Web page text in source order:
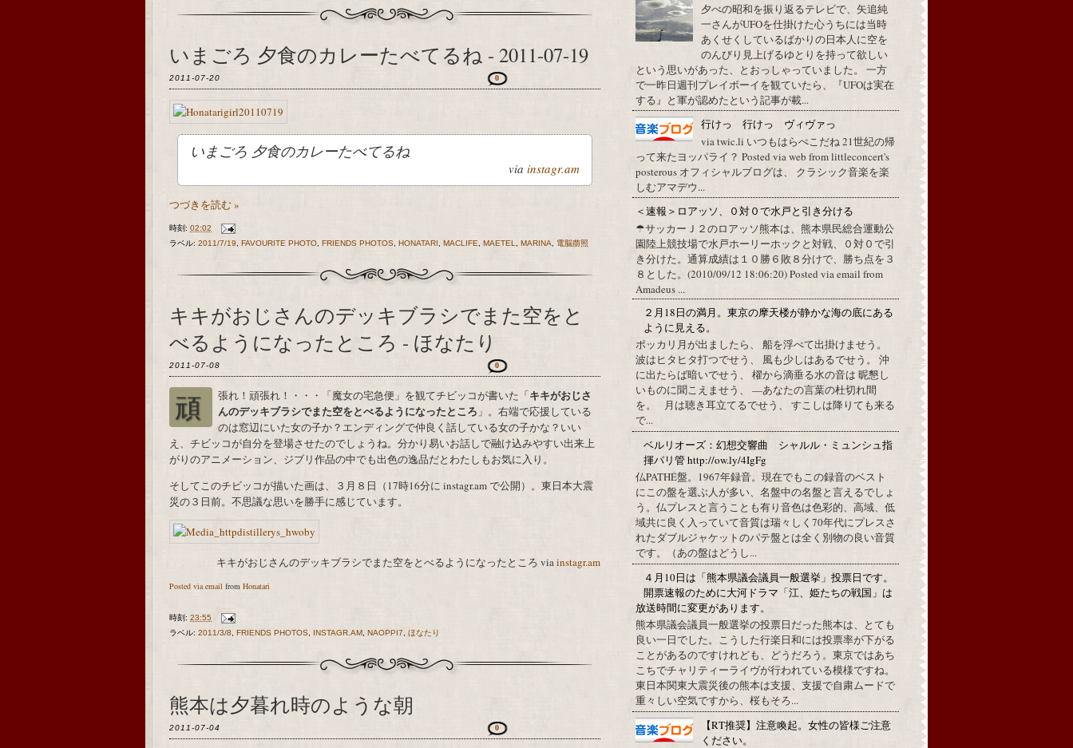
いまごろ 夕食のカレーたべてるね - 2011-07-19
2011-07-20 0
いまごろ 夕食のカレーたべてるね
via instagr.am
つづきを読む »
時刻: 02:02
ラベル: 2011/7/19 FAVOURITE PHOTO FRIENDS PHOTOS HONATARI MACLIFE MAETEL MARINA 電脳萠照
キキがおじさんのデッキブラシでまた空をと
べるようになったとこ​ろ - ほなたり
2011-07-08 0
頑張れ！頑張れ！・・・「魔女の宅急便」を観てチビッコが書いた「キキがおじさ
んのデッキブラシでまた空をとべるようになったとこ​ろ 」。右端で応援している
のは窓辺にいた女の子か？エンディングで仲良く話している女の子かな？いい
え、チビッコが自分を登場させたのでしょうね。分かり易いお話しで融け込みやすい出来上
がりのアニメーション、ジブリ作品の中でも出色の逸品だとわたしもお気に入り。
そしてこのチビッコが描いた画は、３月８日（17時16分に instagr.am で公開）。東日本大震
災の３日前。不思議な思いを勝手に感じています。
キキがおじさんのデッキブラシでまた空をとべるようになったとこ​ろ viainstagr.am
Posted via email from Honatari
時刻: 23:55
ラベル: 2011/3/8 FRIENDS PHOTOS INSTAGR.AM NAOPPI7 ほなたり
熊本は夕暮れ時のような朝
2011-07-04 0
夕べの昭和を振り返るテレビで、矢追純
一さんがUFOを仕掛けた心うちには当時
あくせくしているばかりの日本人に空を
のんびり見上げるゆとりを持って欲しい
という思いがあった、とおっしゃっていました。 一方
で一昨日週刊プレイボーイを観ていたら、『UFOは実在
する』と軍が認めたという記事が載...
行けっ 行けっ ヴィヴァっ
via twic.li いつもはらぺこだね 21世紀の帰
って来たヨッパライ？ Posted via web from littleconcert's
posterous オフィシャルブログは、 クラシック音楽を楽
しむアマデウ...
＜速報＞ロアッソ、０対０で水戸と引き分ける
☂サッカーＪ２のロアッソ熊本は、熊本県民総合運動公
園陸上競技場で水戸ホーリーホックと対戦、０対０で引
き分けた。通算成績は１０勝６敗８分けで、勝ち点を３
８とした。(2010/09/12 18:06:20) Posted via email from
Amadeus ...
２月18日の満月。東京の摩天楼が静かな海の底にある
ように見える。
ポッカリ月が出ましたら、 船を浮べて出掛けませう。
波はヒタヒタ打つでせう、 風も少しはあるでせう。 沖
に出たらば暗いでせう、 櫂から滴垂る水の音は 昵懇し
いものに聞こえませう、 —あなたの言葉の杜切れ間
を。 月は聴き耳立てるでせう、 すこしは降りても来る
で...
ベルリオーズ：幻想交響曲 シャルル・ミュンシュ指
揮パリ管 http://ow.ly/4IgFg
仏PATHÉ盤。1967年録音。現在でもこの録音のベスト
にこの盤を選ぶ人が多い、名盤中の名盤と言えるでしょ
う。仏プレスと言うことも有り音色は色彩的、高域、低
域共に良く入っていて音質は瑞々しく70年代にプレスさ
れたダブルジャケットのパテ盤とは全く別物の良い音質
です。（あの盤はどうし...
４月10日は「熊本県議会議員一般選挙」投票日です。
開票速報のために大河ドラマ「江、姫たちの戦国」は
放送時間に変更があります。
熊本県議会議員一般選挙の投票日だった熊本は、とても
良い一日でした。こうした行楽日和には投票率が下がる
ことがあるのですけれども、どうだろう。東京ではあち
こちでチャリティーライヴが行われている模様ですね。
東日本関東大震災後の熊本は支援、支援で自粛ムードで
重々しい空気ですから、桜もそろ...
【RT推奨】注意喚起。女性の皆様ご注意
ください。